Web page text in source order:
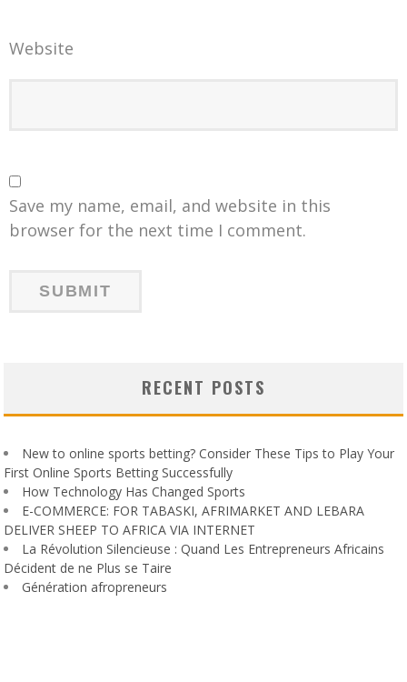
Website
Save my name, email, and website in this
browser for the next time I comment.
RECENT POSTS
New to online sports betting? Consider These Tips to Play Your
First Online Sports Betting Successfully
How Technology Has Changed Sports
E-COMMERCE: FOR TABASKI, AFRIMARKET AND LEBARA
DELIVER SHEEP TO AFRICA VIA INTERNET
La Révolution Silencieuse : Quand Les Entrepreneurs Africains
Décident de ne Plus se Taire
Génération afropreneurs